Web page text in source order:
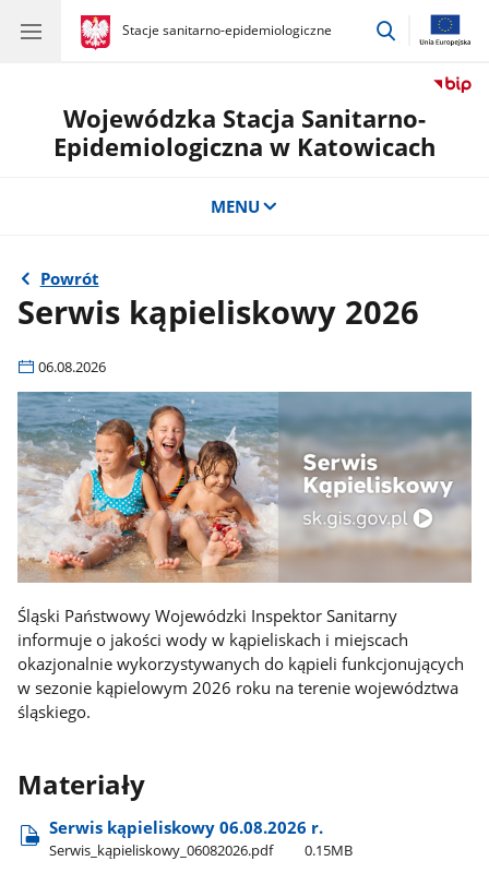
gov.pl
Stacje sanitarno-epidemiologiczne
gov.pl
Stacje
przejdź
Wojewódzka Stacja Sanitarno-
Epidemiologiczna w Katowicach
MENU
Powrót
Serwis kąpieliskowy 2026
06.08.2026
Śląski Państwowy Wojewódzki Inspektor Sanitarny
informuje o jakości wody w kąpieliskach i miejscach
okazjonalnie wykorzystywanych do kąpieli funkcjonujących
w sezonie kąpielowym 2026 roku na terenie województwa
śląskiego.
Materiały
Serwis kąpieliskowy 06.08.2026 r.
Serwis​_kąpieliskowy​_06082026.pdf 0.15MB